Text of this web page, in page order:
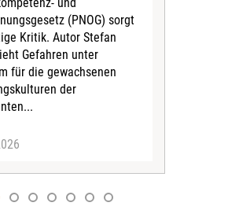
und
(PNOG) sorgt
Kritik. Autor Stefan
Gefahren unter
für die gewachsenen
der